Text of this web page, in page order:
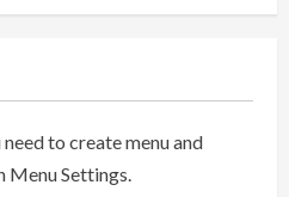
to create menu and
Menu Settings.